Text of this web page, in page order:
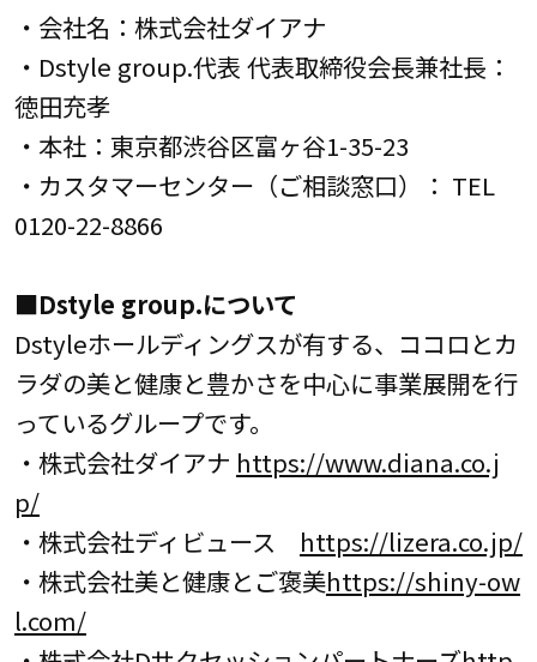
・会社名：株式会社ダイアナ
・Dstyle group.代表 代表取締役会長兼社長：
徳田充孝
・本社：東京都渋谷区富ヶ谷1-35-23
・カスタマーセンター（ご相談窓口）： TEL
0120-22-8866
■Dstyle group.について
Dstyleホールディングスが有する、ココロとカ
ラダの美と健康と豊かさを中心に事業展開を行
っているグループです。
・株式会社ダイアナ https://www.diana.co.j
p/
・株式会社ディビュース https://lizera.co.jp/
・株式会社美と健康とご褒美https://shiny-ow
l.com/